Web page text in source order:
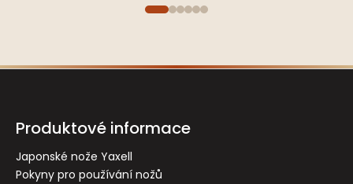
Produktové informace
Japonské nože Yaxell
Pokyny pro používání nožů